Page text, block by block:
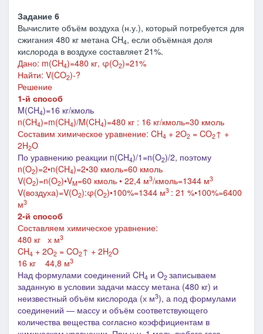
Задание 6
Вычислите объём воздуха (н.у.), который потребуется для
сжигания 480 кг метана CH4, если объёмная доля
кислорода в воздухе составляет 21%.
Дано: m(CH4)=480 кг, φ(O2)=21%
Найти: V(CO2)-?
Решение
1-й способ
M(CH4)=16 кг/кмоль
n(CH4)=m(CH4)/M(CH4)=480 кг : 16 кг/кмоль=30 кмоль
Составим химическое уравнение: CH4 + 2O2 = CO2↑ +
2H2O
По уравнению реакции n(CH4)/1=n(O2)/2, поэтому
n(O2)=2•n(CH4)=2•30 кмоль=60 кмоль
V(O2)=n(O2)•VM=60 кмоль • 22,4 м3/кмоль=1344 м3
V(воздуха)=V(O2):φ(O2)•100%=1344 м3 : 21 %•100%=6400
м3
2-й способ
Составляем химическое уравнение:
480 кг х м3
CH4 + 2O2 = CO2↑ + 2H2O
16 кг 44,8 м3
Над формулами соединений CH4 и O2 записываем
заданную в условии задачи массу метана (480 кг) и
неизвестный объём кислорода (х м3), а под формулами
соединений ― массу и объём соответствующего
количества вещества согласно коэффициентам в